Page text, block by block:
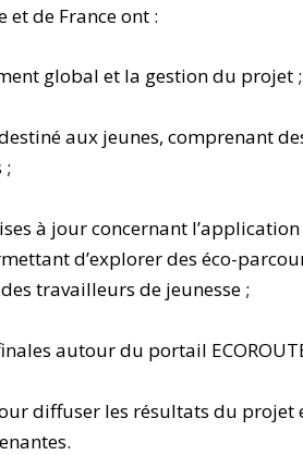
et de France ont :
global et la gestion du projet ;
aux jeunes, comprenant
;
à jour concernant l’application
d’explorer des éco-
travailleurs de jeunesse ;
autour du portail
diffuser les résultats du projet